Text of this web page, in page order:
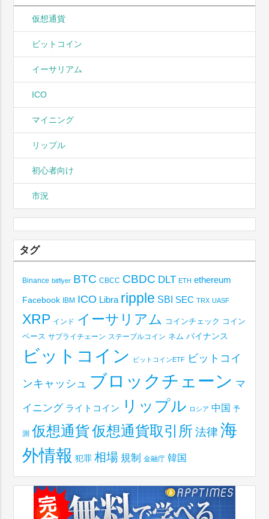
仮想通貨
ビットコイン
イーサリアム
ICO
マイニング
リップル
初心者向け
市況
タグ
Binance bitflyer BTC CBCC CBDC DLT ETH ethereum
Facebook IBM ICO Libra ripple SBI SEC TRX UASF
XRP インド イーサリアム コインチェック コイン
ベース サプライチェーン ステーブルコイン ネム バイナンス
ビットコイン ビットコインETF ビットコイ
ンキャッシュ ブロックチェーン マ
イニング ライトコイン リップル ロシア 中国 予
測 仮想通貨仮想通貨取引所 法律 海
外情報 犯罪 相場 規制 金融庁 韓国